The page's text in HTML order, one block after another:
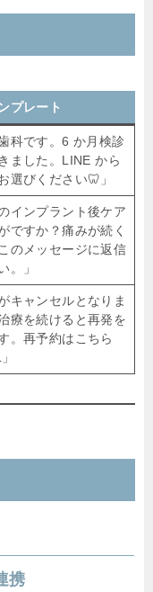
プレート
歯科です。6 か月検診
ました。LINE から
選びください🦷」
インプラント後ケア
ですか？痛みが続く
のメッセージに返信
。」
キャンセルとなりま
療を続けると再発を
。再予約はこちら
携